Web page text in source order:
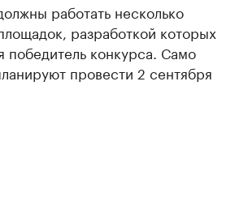
работать несколько
разработкой которых
победитель конкурса. Само
провести 2 сентября